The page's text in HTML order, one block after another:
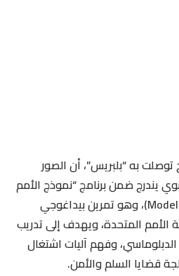
به “بلبريس”، أن الصور
يندرج ضمن برنامج “نموذج الأمم
المتحدة” (Model United Nations)، وهو تمرين بيداغوجي
المتحدة، ويهدف إلى تدريب
الدبلوماسي، وفهم آليات اشتغال
قضايا السلم والأمن.